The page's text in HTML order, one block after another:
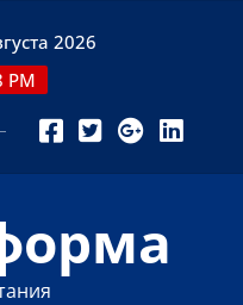
2026
PM